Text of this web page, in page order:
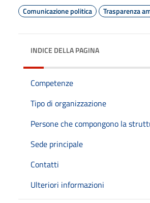
Comunicazione politica
Trasparenza
INDICE DELLA PAGINA
Competenze
Tipo di organizzazione
Persone che compongono la
Sede principale
Contatti
Ulteriori informazioni